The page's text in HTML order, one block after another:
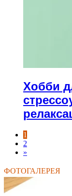
Хобби
1
2
»
ФОТОГАЛЕРЕЯ